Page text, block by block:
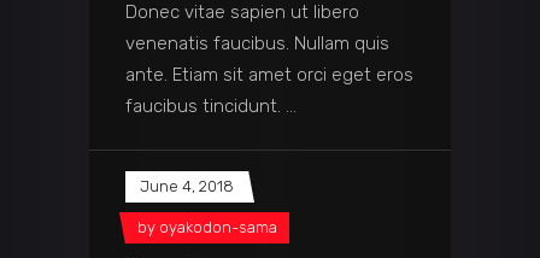
Donec vitae sapien ut libero
venenatis faucibus. Nullam quis
ante. Etiam sit amet orci eget eros
faucibus tincidunt.
June 4, 2018
by oyakodon-sama